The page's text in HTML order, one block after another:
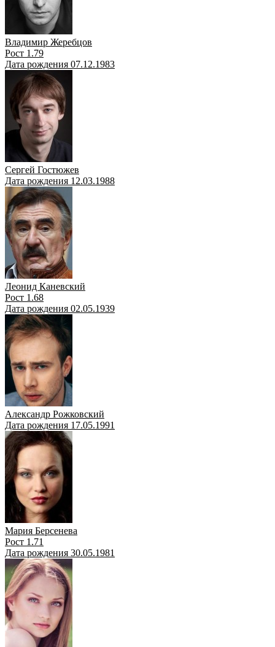
Владимир Жеребцов
Рост 1.79
Дата рождения 07.12.1983
Сергей Гостюжев
Дата рождения 12.03.1988
Леонид Каневский
Рост 1.68
Дата рождения 02.05.1939
Александр Рожковский
Дата рождения 17.05.1991
Мария Берсенева
Рост 1.71
Дата рождения 30.05.1981